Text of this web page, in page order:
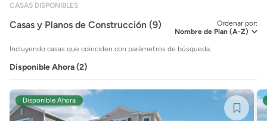
CASAS DISPONIBLES
Ordenar por:
Casas y Planos de Construcción (9)
Incluyendo casas que coinciden con parámetros de búsqueda.
Disponible Ahora (2)
Disponible Ahora